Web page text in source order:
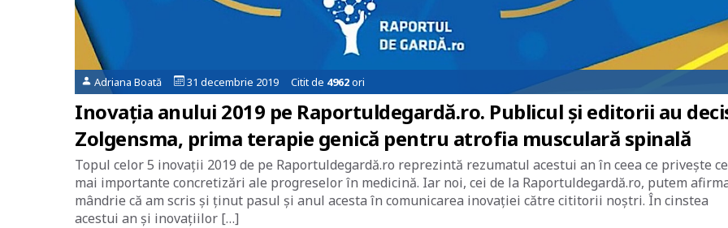
Adriana Boată 31 decembrie 2019 Citit de 4962ori
Inovația anului 2019 pe Raportuldegardă.ro. Publicul și editorii au
Zolgensma, prima terapie genică pentru atrofia musculară spinală
Topul celor 5 inovații 2019 de pe Raportuldegardă.ro reprezintă rezumatul acestui an în ceea ce privește
mai importante concretizări ale progreselor în medicină. Iar noi, cei de la Raportuldegardă.ro, putem
mândrie că am scris și ținut pasul și anul acesta în comunicarea inovației către cititorii noștri. În cinstea
acestui an și inovațiilor […]